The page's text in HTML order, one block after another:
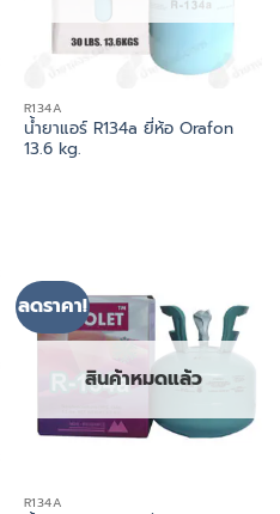
R134A
น้ำยาแอร์ R134a ยี่ห้อ Orafon
13.6 kg.
ลดราคา!
สินค้าหมดแล้ว
R134A